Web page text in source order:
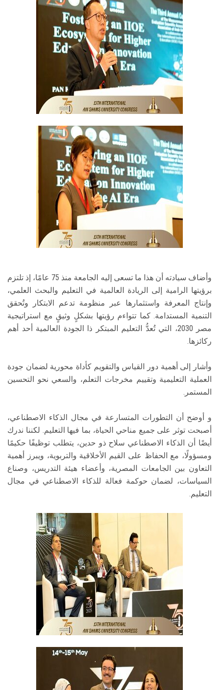
وأضاف سيادته أن هذا ما تسعى إليه الجامعة منذ 75 عامًا، إذ تلتزم
برؤيتها الرامية إلى الريادة العالمية في التعليم والبحث العلمي،
وإنتاج المعرفة واستثمارها عبر منظومة تدعم الابتكار وتُحقق
التنمية المستدامة. كما تتواءم رؤيتها بشكلٍ وثيقٍ مع استراتيجية
مصر 2030، التي تُعدُّ التعليم المبتكر ذا الجودة العالمية أحد أهم
ركائزها.
وأشار إلى أهمية دور القياس والتقويم كأداة محورية لضمان جودة
العملية التعليمية وتقييم مخرجات التعلم، والسعي نحو التحسين
المستمر.
و أوضح أن التطورات المتسارعة في مجال الذكاء الاصطناعي،
أصبحت توثر على جميع مناحي الحياة، بما فيها التعليم. لكننا ندرك
أيضًا أن الذكاء الاصطناعي سلاح ذو حدين، يتطلب توظيفًا حكيمًا
ومسؤولًا، مع الحفاظ على القيم الأخلاقية والتربوية، ويبرز أهمية
التعاون بين الجامعات المصرية، وأعضاء هيئة التدريس، وصناع
السياسات، لضمان حوكمة فعالة للذكاء الاصطناعي في مجال
التعليم.